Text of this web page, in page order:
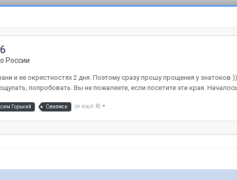
России
и ее окрестностях 2 дня. Поэтому сразу прошу прощения у знатоков
попробовать. Вы не пожалеете, если посетите эти края.
Горький Свияжск (и ещё 8)